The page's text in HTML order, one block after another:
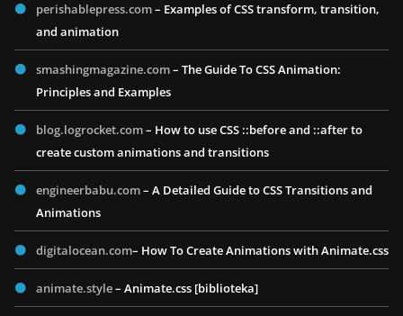
perishablepress.com– Examples of CSS transform, transition,
and animation
smashingmagazine.com– The Guide To CSS Animation:
Principles and Examples
blog.logrocket.com– How to use CSS ::before and ::after to
create custom animations and transitions
engineerbabu.com– A Detailed Guide to CSS Transitions and
Animations
digitalocean.com– How To Create Animations with Animate.css
animate.style– Animate.css [biblioteka]